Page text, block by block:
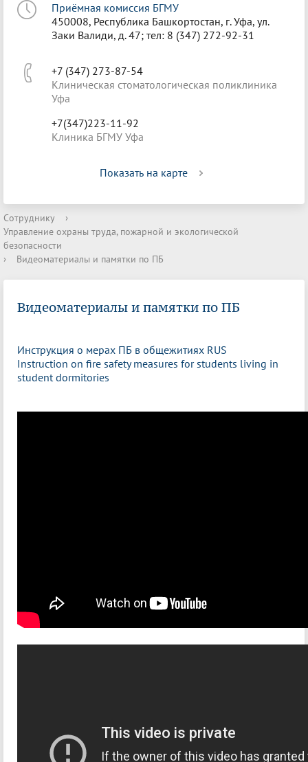
Приёмная комиссия БГМУ
450008, Республика Башкортостан, г. Уфа, ул.
Заки Валиди, д. 47; тел: 8 (347) 272-92-31
+7 (347) 273-87-54
Клиническая стоматологическая поликлиника
Уфа
+7(347)223-11-92
Клиника БГМУ Уфа
Показать на карте
Сотруднику
›
Управление охраны труда, пожарной и экологической
безопасности
›
Видеоматериалы и памятки по ПБ
Видеоматериалы и памятки по ПБ
Инструкция о мерах ПБ в общежитиях RUS
Instruction on fire safety measures for students living in
student dormitories